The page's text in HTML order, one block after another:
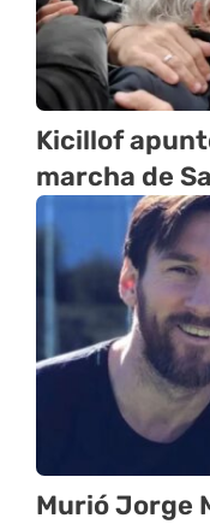
Kicillof
marcha de
Murió Jorge